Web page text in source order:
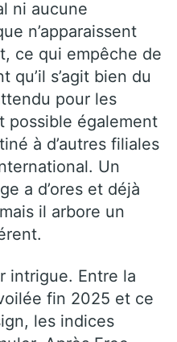
ni aucune
n’apparaissent
ce qui empêche de
s’agit bien du
pour les
possible également
à d’autres filiales
Un
a d’ores et déjà
il arbore un
intrigue. Entre la
fin 2025 et ce
les indices